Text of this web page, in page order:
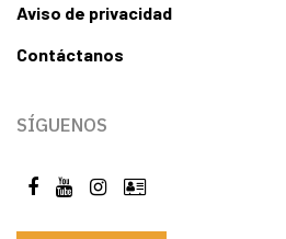
Aviso de privacidad
Contáctanos
SÍGUENOS